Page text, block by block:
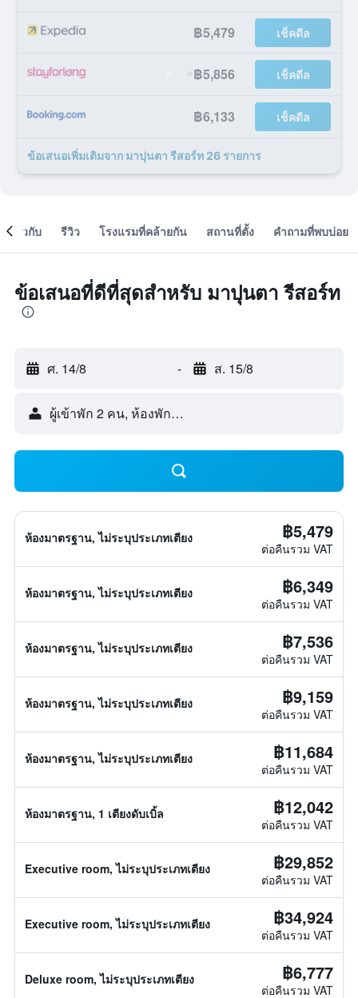
฿5,479 เช็คดีล
฿5,856 เช็คดีล
฿6,133 เช็คดีล
ข้อเสนอเพิ่มเติมจาก มาปุนตา รีสอร์ท 26 รายการ
เกี่ยวกับ รีวิว โรงแรมที่คล้ายกัน สถานที่ตั้ง คำถามที่พบบ่อย
ข้อเสนอที่ดีที่สุดสำหรับ มาปุนตา รีสอร์ท
ศ. 14/8 - ส. 15/8
ผู้เข้าพัก 2 คน, ห้องพัก 1 ห้อง
ห้องมาตรฐาน, ไม่ระบุประเภทเตียง ฿5,479
ต่อคืนรวม VAT
ห้องมาตรฐาน, ไม่ระบุประเภทเตียง ฿6,349
ต่อคืนรวม VAT
ห้องมาตรฐาน, ไม่ระบุประเภทเตียง ฿7,536
ต่อคืนรวม VAT
ห้องมาตรฐาน, ไม่ระบุประเภทเตียง ฿9,159
ต่อคืนรวม VAT
ห้องมาตรฐาน, ไม่ระบุประเภทเตียง ฿11,684
ต่อคืนรวม VAT
ห้องมาตรฐาน, 1 เตียงดับเบิ้ล ฿12,042
ต่อคืนรวม VAT
Executive room, ไม่ระบุประเภทเตียง ฿29,852
ต่อคืนรวม VAT
Executive room, ไม่ระบุประเภทเตียง ฿34,924
ต่อคืนรวม VAT
Deluxe room, ไม่ระบุประเภทเตียง ฿6,777
ต่อคืนรวม VAT